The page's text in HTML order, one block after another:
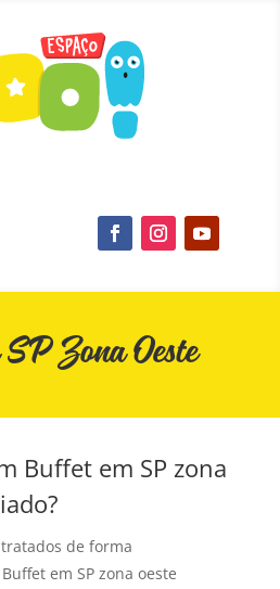
Zona Oeste
Buffet em SP zona
de forma
em SP zona oeste